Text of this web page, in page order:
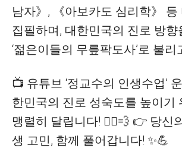
남자》, 《아보카도 심리학》 등
집필하며, 대한민국의 진로 방향
‘젊은이들의 무릎팍도사’로 불
📺 유튜브 ‘정교수의 인생수업’
한민국의 진로 성숙도를 높이기
맹렬히 달립니다! 🏃‍♂💨 👉 당신
생 고민, 함께 풀어갑니다! ✨💪